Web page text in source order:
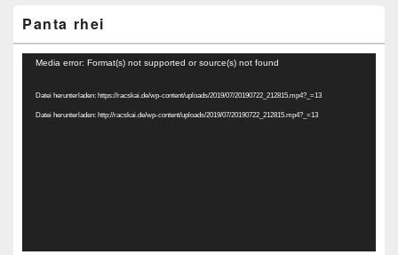
Panta rhei
Video-
Media error: Format(s) not supported or source(s) not found
Datei herunterladen: https://racskai.de/wp-content/uploads/2019/07/20190722_212815.mp4?_=13
Datei herunterladen: http://racskai.de/wp-content/uploads/2019/07/20190722_212815.mp4?_=13